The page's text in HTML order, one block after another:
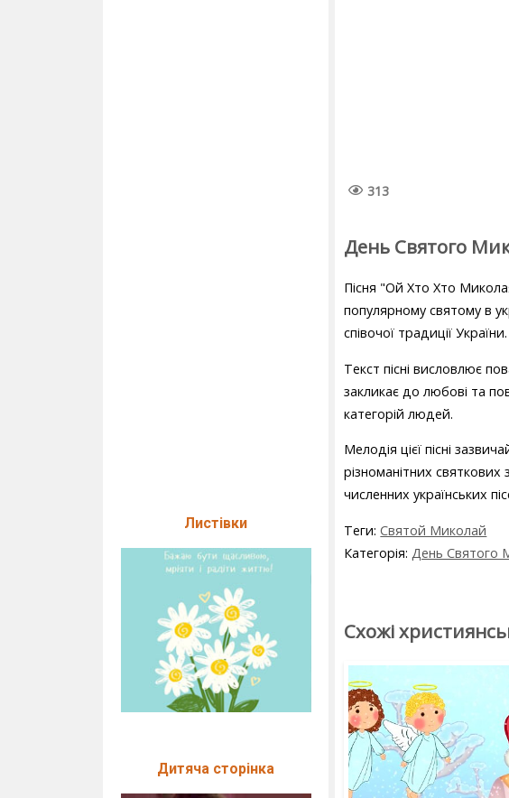
Листівки
Дитяча сторінка
313
День Святого
Пісня "Ой Хто Хто
популярному святому в
співочої традиції України.
Текст пісні висловлює
закликає до любові та
категорій людей.
Мелодія цієї пісні
різноманітних
численних українських
Теги:Святой Миколай
Категорія: День Святого
Схожі